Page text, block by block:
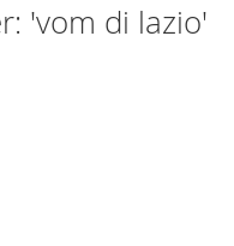
'vom di lazio'